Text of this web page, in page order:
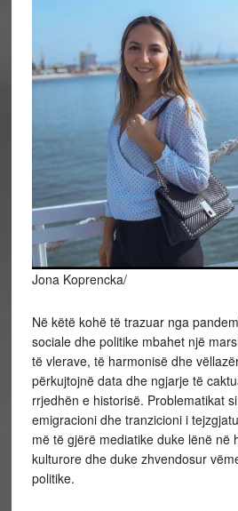
Jona Koprencka/
Në këtë kohë të trazuar nga
sociale dhe politike mbahet një
të vlerave, të harmonisë dhe
përkujtojnë data dhe ngjarje të
rrjedhën e historisë. Problematikat
emigracioni dhe tranzicioni i
më të gjërë mediatike duke lënë në
kulturore dhe duke zhvendosur
politike.